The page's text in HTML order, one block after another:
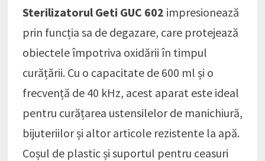
Sterilizatorul Geti GUC 602 impresionează
prin funcția sa de degazare, care protejează
obiectele împotriva oxidării în timpul
curățării. Cu o capacitate de 600 ml și o
frecvență de 40 kHz, acest aparat este ideal
pentru curățarea ustensilelor de manichiură,
bijuteriilor și altor articole rezistente la apă.
Coșul de plastic și suportul pentru ceasuri